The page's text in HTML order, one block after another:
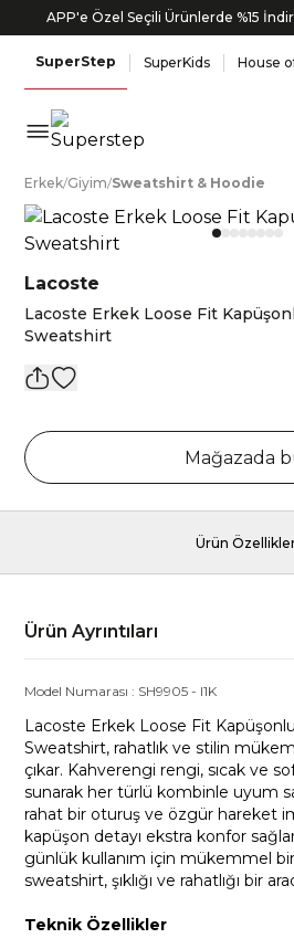
APP'e Özel Seçili Ürünlerde %15
SuperStep SuperKids House
Erkek/Giyim/Sweatshirt & Hoodie
Lacoste
Lacoste Erkek Loose Fit
Sweatshirt
Mağazada
Ürün
Ürün Ayrıntıları
Model Numarası : SH9905 - I1K
Lacoste Erkek Loose Fit
Sweatshirt, rahatlık ve stilin
çıkar. Kahverengi rengi, sıcak ve
sunarak her türlü kombinle uyum
rahat bir oturuş ve özgür hareket
kapüşon detayı ekstra konfor
günlük kullanım için mükemmel
sweatshirt, şıklığı ve rahatlığı bir
Teknik Özellikler